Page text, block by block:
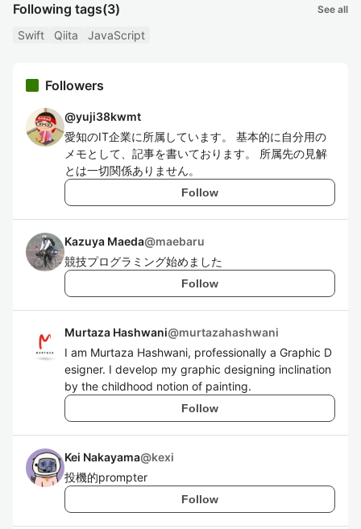
Following tags(3) See all
Swift Qiita JavaScript
Followers
@yuji38kwmt
愛知のIT企業に所属しています。 基本的に自分用の
メモとして、記事を書いております。 所属先の見解
とは一切関係ありません。
Follow
Kazuya Maeda@maebaru
競技プログラミング始めました
Follow
Murtaza Hashwani@murtazahashwani
I am Murtaza Hashwani, professionally a Graphic D
esigner. I develop my graphic designing inclination
by the childhood notion of painting.
Follow
Kei Nakayama@kexi
投機的prompter
Follow